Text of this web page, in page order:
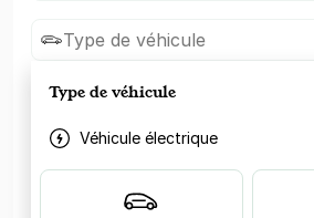
Type de véhicule
Type de véhicule
Véhicule électrique